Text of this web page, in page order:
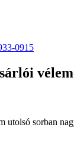
0915
utolsó sorban